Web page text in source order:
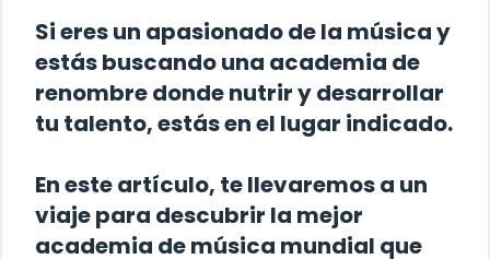
Si eres un apasionado de la música y
estás buscando una academia de
renombre donde nutrir y desarrollar
tu talento, estás en el lugar indicado.
En este artículo, te llevaremos a un
viaje para descubrir la mejor
academia de música mundial que